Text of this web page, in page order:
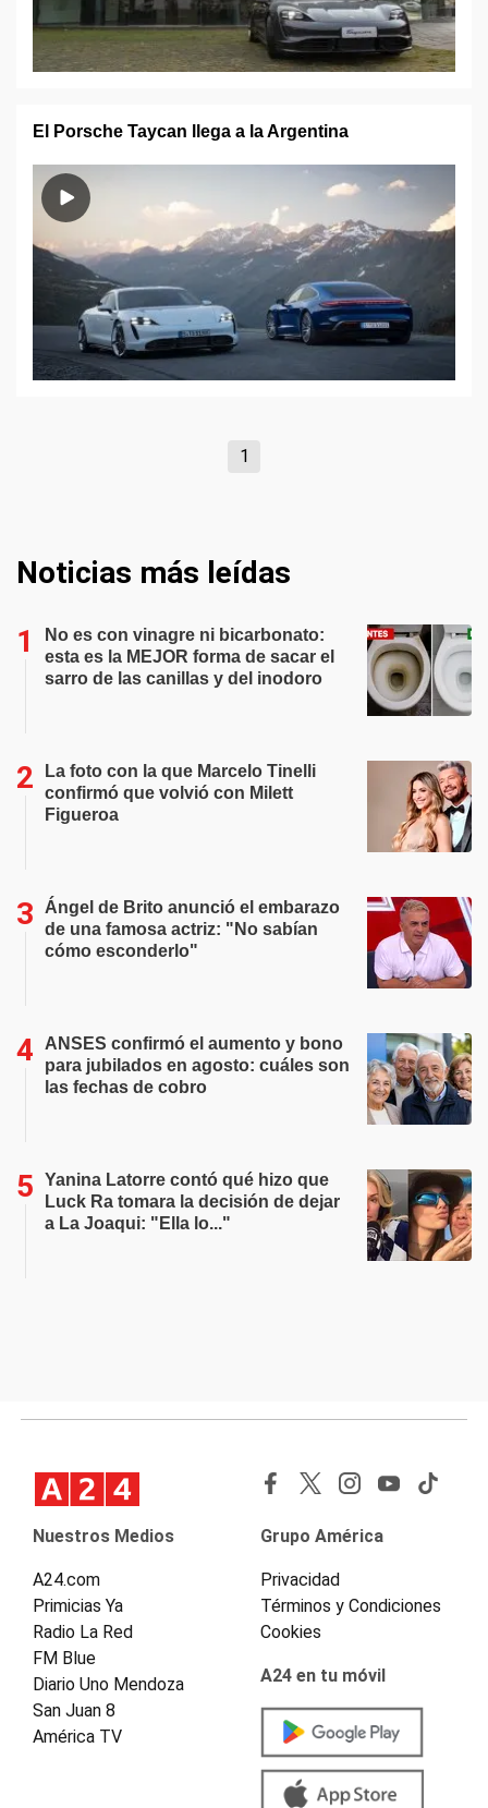
El Porsche Taycan llega a la Argentina
1
Noticias más leídas
No es con vinagre ni bicarbonato:
esta es la MEJOR forma de sacar el
sarro de las canillas y del inodoro
La foto con la que Marcelo Tinelli
confirmó que volvió con Milett
Figueroa
Ángel de Brito anunció el embarazo
de una famosa actriz: "No sabían
cómo esconderlo"
ANSES confirmó el aumento y bono
para jubilados en agosto: cuáles son
las fechas de cobro
Yanina Latorre contó qué hizo que
Luck Ra tomara la decisión de dejar
a La Joaqui: "Ella lo..."
Nuestros Medios
A24.com
Primicias Ya
Radio La Red
FM Blue
Diario Uno Mendoza
San Juan 8
América TV
Grupo América
Privacidad
Términos y Condiciones
Cookies
A24 en tu móvil